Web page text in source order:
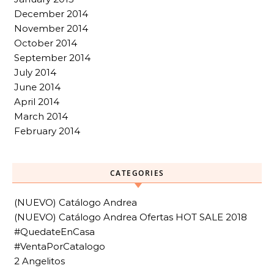
December 2014
November 2014
October 2014
September 2014
July 2014
June 2014
April 2014
March 2014
February 2014
CATEGORIES
(NUEVO) Catálogo Andrea
(NUEVO) Catálogo Andrea Ofertas HOT SALE 2018
#QuedateEnCasa
#VentaPorCatalogo
2 Angelitos